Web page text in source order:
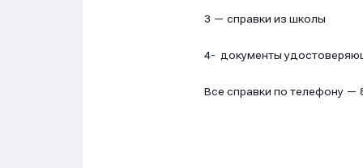
3 — справки из школы
4- документы
Все справки по телефону